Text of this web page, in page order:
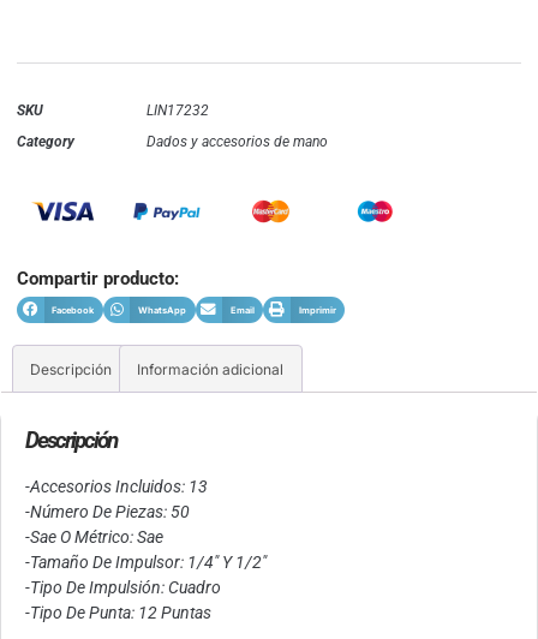
SKU
LIN17232
Category
Dados y accesorios de mano
Compartir producto:
Facebook WhatsApp Email Imprimir
Descripción Información adicional
Descripción
-Accesorios Incluidos: 13
-Número De Piezas: 50
-Sae O Métrico: Sae
-Tamaño De Impulsor: 1/4″ Y 1/2″
-Tipo De Impulsión: Cuadro
-Tipo De Punta: 12 Puntas